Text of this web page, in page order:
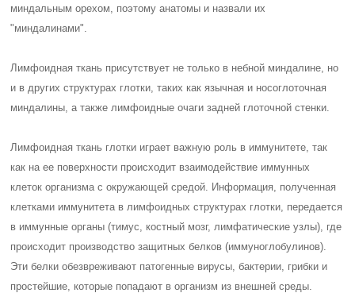
миндальным орехом, поэтому анатомы и назвали их
"миндалинами".
Лимфоидная ткань присутствует не только в небной миндалине, но
и в других структурах глотки, таких как язычная и носоглоточная
миндалины, а также лимфоидные очаги задней глоточной стенки.
Лимфоидная ткань глотки играет важную роль в иммунитете, так
как на ее поверхности происходит взаимодействие иммунных
клеток организма с окружающей средой. Информация, полученная
клетками иммунитета в лимфоидных структурах глотки, передается
в иммунные органы (тимус, костный мозг, лимфатические узлы), где
происходит производство защитных белков (иммуноглобулинов).
Эти белки обезвреживают патогенные вирусы, бактерии, грибки и
простейшие, которые попадают в организм из внешней среды.